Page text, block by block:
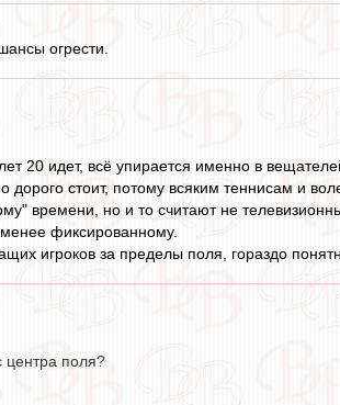
огрести.
20 идет, всё упирается именно в
дорого стоит, потому всяким теннисам и
времени, но и то считают не
фиксированному.
игроков за пределы поля, гораздо
центра поля?